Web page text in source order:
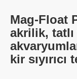
Mag-Float
akrilik,
kir sıyırıcı